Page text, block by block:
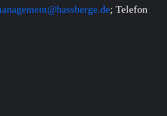
; Telefon